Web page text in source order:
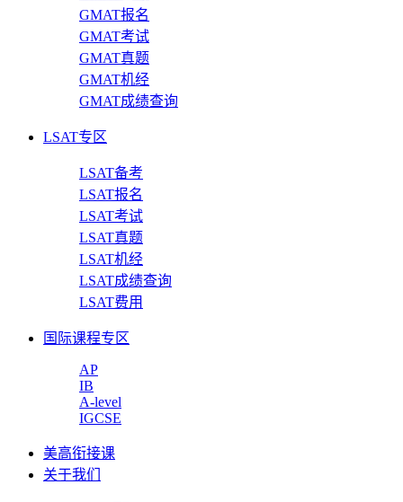
GMAT报名
GMAT考试
GMAT真题
GMAT机经
GMAT成绩查询
LSAT专区
LSAT备考
LSAT报名
LSAT考试
LSAT真题
LSAT机经
LSAT成绩查询
LSAT费用
国际课程专区
AP
IB
A-level
IGCSE
美高衔接课
关于我们